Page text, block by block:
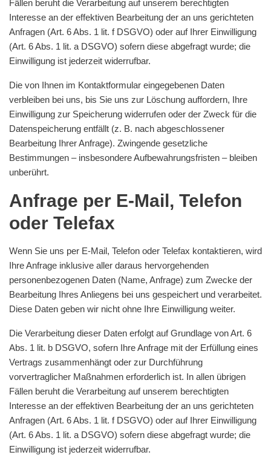
Fällen beruht die Verarbeitung auf unserem berechtigten
Interesse an der effektiven Bearbeitung der an uns gerichteten
Anfragen (Art. 6 Abs. 1 lit. f DSGVO) oder auf Ihrer Einwilligung
(Art. 6 Abs. 1 lit. a DSGVO) sofern diese abgefragt wurde; die
Einwilligung ist jederzeit widerrufbar.
Die von Ihnen im Kontaktformular eingegebenen Daten
verbleiben bei uns, bis Sie uns zur Löschung auffordern, Ihre
Einwilligung zur Speicherung widerrufen oder der Zweck für die
Datenspeicherung entfällt (z. B. nach abgeschlossener
Bearbeitung Ihrer Anfrage). Zwingende gesetzliche
Bestimmungen – insbesondere Aufbewahrungsfristen – bleiben
unberührt.
Anfrage per E-Mail, Telefon
oder Telefax
Wenn Sie uns per E-Mail, Telefon oder Telefax kontaktieren, wird
Ihre Anfrage inklusive aller daraus hervorgehenden
personenbezogenen Daten (Name, Anfrage) zum Zwecke der
Bearbeitung Ihres Anliegens bei uns gespeichert und verarbeitet.
Diese Daten geben wir nicht ohne Ihre Einwilligung weiter.
Die Verarbeitung dieser Daten erfolgt auf Grundlage von Art. 6
Abs. 1 lit. b DSGVO, sofern Ihre Anfrage mit der Erfüllung eines
Vertrags zusammenhängt oder zur Durchführung
vorvertraglicher Maßnahmen erforderlich ist. In allen übrigen
Fällen beruht die Verarbeitung auf unserem berechtigten
Interesse an der effektiven Bearbeitung der an uns gerichteten
Anfragen (Art. 6 Abs. 1 lit. f DSGVO) oder auf Ihrer Einwilligung
(Art. 6 Abs. 1 lit. a DSGVO) sofern diese abgefragt wurde; die
Einwilligung ist jederzeit widerrufbar.